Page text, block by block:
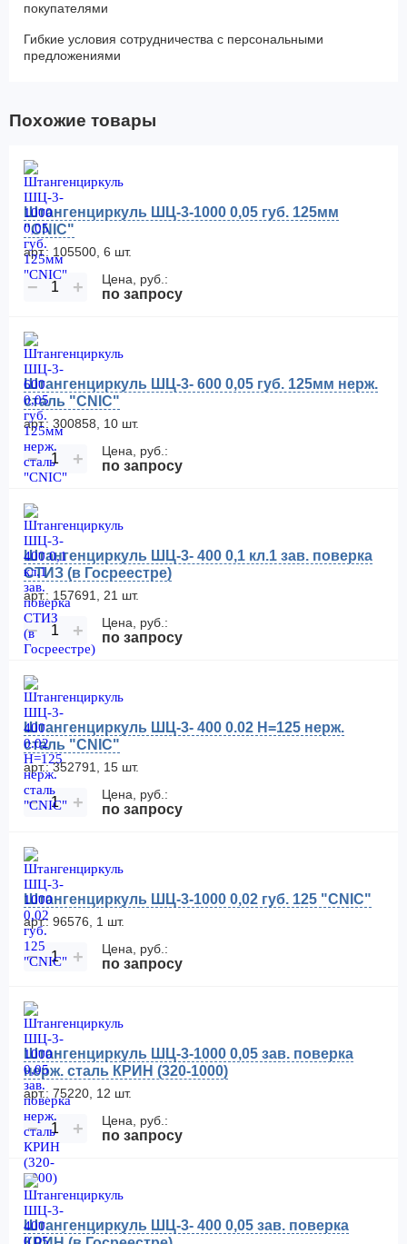
покупателями
Гибкие условия сотрудничества с персональными
предложениями
Похожие товары
Штангенциркуль ШЦ-3-1000 0,05 губ. 125мм
"CNIC"
арт.: 105500, 6 шт.
− + Цена, руб.:
по запросу
Штангенциркуль ШЦ-3- 600 0,05 губ. 125мм нерж.
сталь "CNIC"
арт.: 300858, 10 шт.
− + Цена, руб.:
по запросу
Штангенциркуль ШЦ-3- 400 0,1 кл.1 зав. поверка
СТИЗ (в Госреестре)
арт.: 157691, 21 шт.
− + Цена, руб.:
по запросу
Штангенциркуль ШЦ-3- 400 0.02 H=125 нерж.
сталь "CNIC"
арт.: 352791, 15 шт.
− + Цена, руб.:
по запросу
Штангенциркуль ШЦ-3-1000 0,02 губ. 125 "CNIC"
арт.: 96576, 1 шт.
− + Цена, руб.:
по запросу
Штангенциркуль ШЦ-3-1000 0,05 зав. поверка
нерж. сталь КРИН (320-1000)
арт.: 75220, 12 шт.
− + Цена, руб.:
по запросу
Штангенциркуль ШЦ-3- 400 0,05 зав. поверка